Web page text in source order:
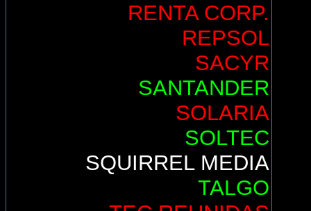
RENTA CORP.
REPSOL
SACYR
SANTANDER
SOLARIA
SOLTEC
SQUIRREL MEDIA
TALGO